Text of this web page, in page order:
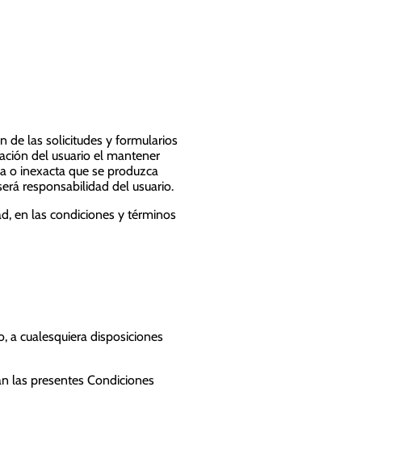
de las solicitudes y formularios
del usuario el mantener
o inexacta que se produzca
responsabilidad del usuario.
en las condiciones y términos
a cualesquiera disposiciones
las presentes Condiciones